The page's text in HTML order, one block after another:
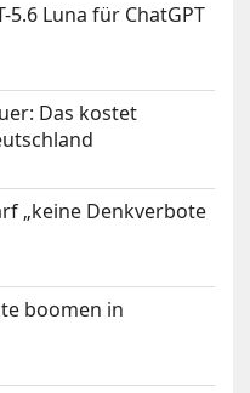
5.6 Luna für ChatGPT
Das kostet
„keine Denkverbote
boomen in